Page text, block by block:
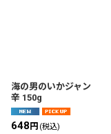
海の男のいかジャン
辛 150g
648 円 (税込)